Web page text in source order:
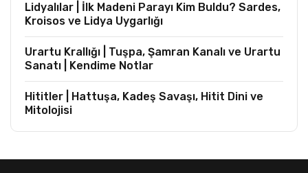
Lidyalılar | İlk Madeni Parayı Kim Buldu? Sardes,
Kroisos ve Lidya Uygarlığı
Urartu Krallığı | Tuşpa, Şamran Kanalı ve Urartu
Sanatı | Kendime Notlar
Hititler | Hattuşa, Kadeş Savaşı, Hitit Dini ve
Mitolojisi